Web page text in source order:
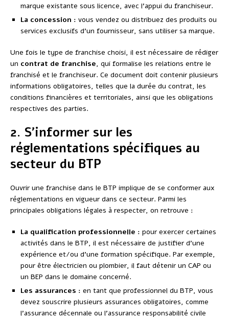
marque existante sous licence, avec l’appui du franchiseur.
La concession : vous vendez ou distribuez des produits ou
services exclusifs d’un fournisseur, sans utiliser sa marque.
Une fois le type de franchise choisi, il est nécessaire de rédiger
un contrat de franchise, qui formalise les relations entre le
franchisé et le franchiseur. Ce document doit contenir plusieurs
informations obligatoires, telles que la durée du contrat, les
conditions financières et territoriales, ainsi que les obligations
respectives des parties.
2. S’informer sur les
réglementations spécifiques au
secteur du BTP
Ouvrir une franchise dans le BTP implique de se conformer aux
réglementations en vigueur dans ce secteur. Parmi les
principales obligations légales à respecter, on retrouve :
La qualification professionnelle : pour exercer certaines
activités dans le BTP, il est nécessaire de justifier d’une
expérience et/ou d’une formation spécifique. Par exemple,
pour être électricien ou plombier, il faut détenir un CAP ou
un BEP dans le domaine concerné.
Les assurances : en tant que professionnel du BTP, vous
devez souscrire plusieurs assurances obligatoires, comme
l’assurance décennale ou l’assurance responsabilité civile